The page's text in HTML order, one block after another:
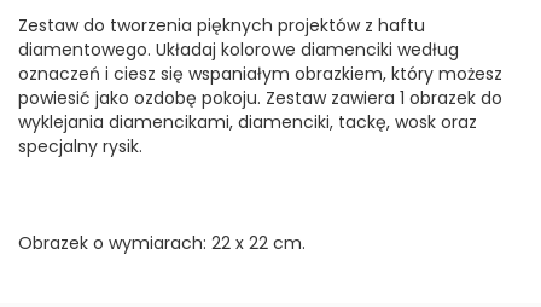
Zestaw do tworzenia pięknych projektów z haftu
diamentowego. Układaj kolorowe diamenciki według
oznaczeń i ciesz się wspaniałym obrazkiem, który możesz
powiesić jako ozdobę pokoju. Zestaw zawiera 1 obrazek do
wyklejania diamencikami, diamenciki, tackę, wosk oraz
specjalny rysik.
Obrazek o wymiarach: 22 x 22 cm.